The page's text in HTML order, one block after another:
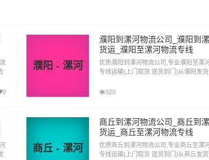
门费用。
先确定货物性质，货物性质可分为重货、重泡货、泡货
过程中产生的费用称为提货费。提货过程是发货时很重
本信息。
0
濮阳 - 漯河
濮阳到漯河物流公司_濮阳到
货运_濮阳至漯河物流专线
优质濮阳到漯河物流公司,专业濮阳至漯
专线运输(上门取货 送货到门)从濮阳发
达专线物流
320
商丘 - 漯河
商丘到漯河物流公司_商丘到
货运_商丘至漯河物流专线
优质商丘到漯河物流公司,专业商丘至漯
专线运输(上门取货 送货到门)从商丘发